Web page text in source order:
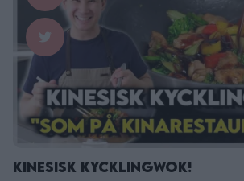
Kinesisk Kycklingwok!